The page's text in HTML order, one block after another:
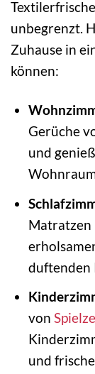
unbegrenzt.
Zuhause in
können:
Gerüche
und
Matratzen
duftenden
von
und